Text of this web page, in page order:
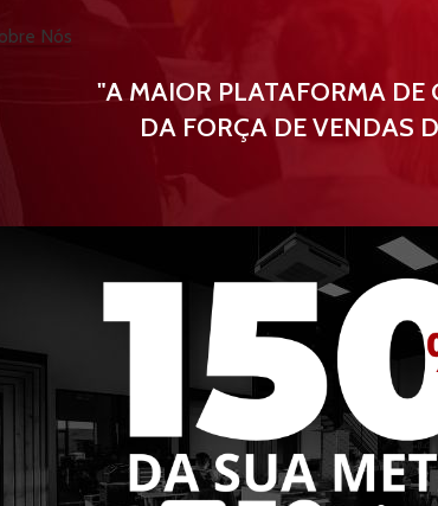
Nós
"A MAIOR PLATAFORMA DE
DA FORÇA DE VENDAS